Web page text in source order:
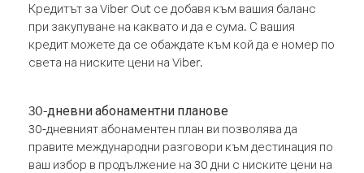
Кредитът за Viber Out се добавя към вашия баланс
при закупуване на каквато и да е сума. С вашия
кредит можете да се обаждате към кой да е номер по
света на ниските цени на Viber.
30-дневни абонаментни планове
30-дневният абонаментен план ви позволява да
правите международни разговори към дестинация по
ваш избор в продължение на 30 дни с ниските цени на